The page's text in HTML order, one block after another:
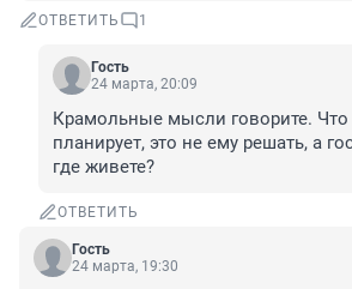
ОТВЕТИТЬ 1
Гость
24 марта, 20:09
Крамольные мысли говорите. Что
планирует, это не ему решать, а
где живете?
ОТВЕТИТЬ
Гость
24 марта, 19:30